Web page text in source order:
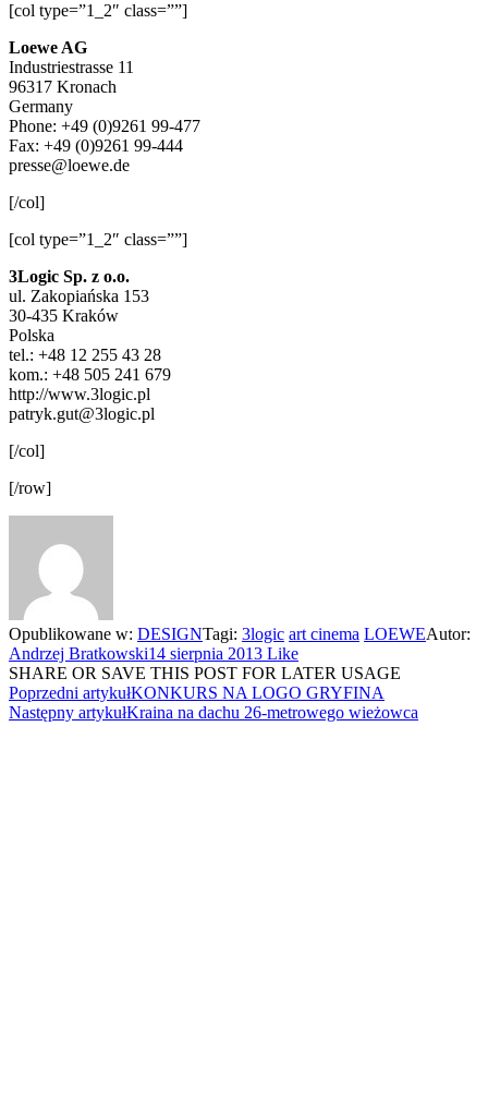
[col type=”1_2″ class=””]
Loewe AG
Industriestrasse 11
96317 Kronach
Germany
Phone: +49 (0)9261 99-477
Fax: +49 (0)9261 99-444
presse@loewe.de
[/col]
[col type=”1_2″ class=””]
3Logic Sp. z o.o.
ul. Zakopiańska 153
30-435 Kraków
Polska
tel.: +48 12 255 43 28
kom.: +48 505 241 679
http://www.3logic.pl
patryk.gut@3logic.pl
[/col]
[/row]
Opublikowane w: DESIGNTagi: 3logic art cinema LOEWEAutor:
Andrzej Bratkowski14 sierpnia 2013 Like
SHARE OR SAVE THIS POST FOR LATER USAGE
Poprzedni artykułKONKURS NA LOGO GRYFINA
Następny artykułKraina na dachu 26-metrowego wieżowca